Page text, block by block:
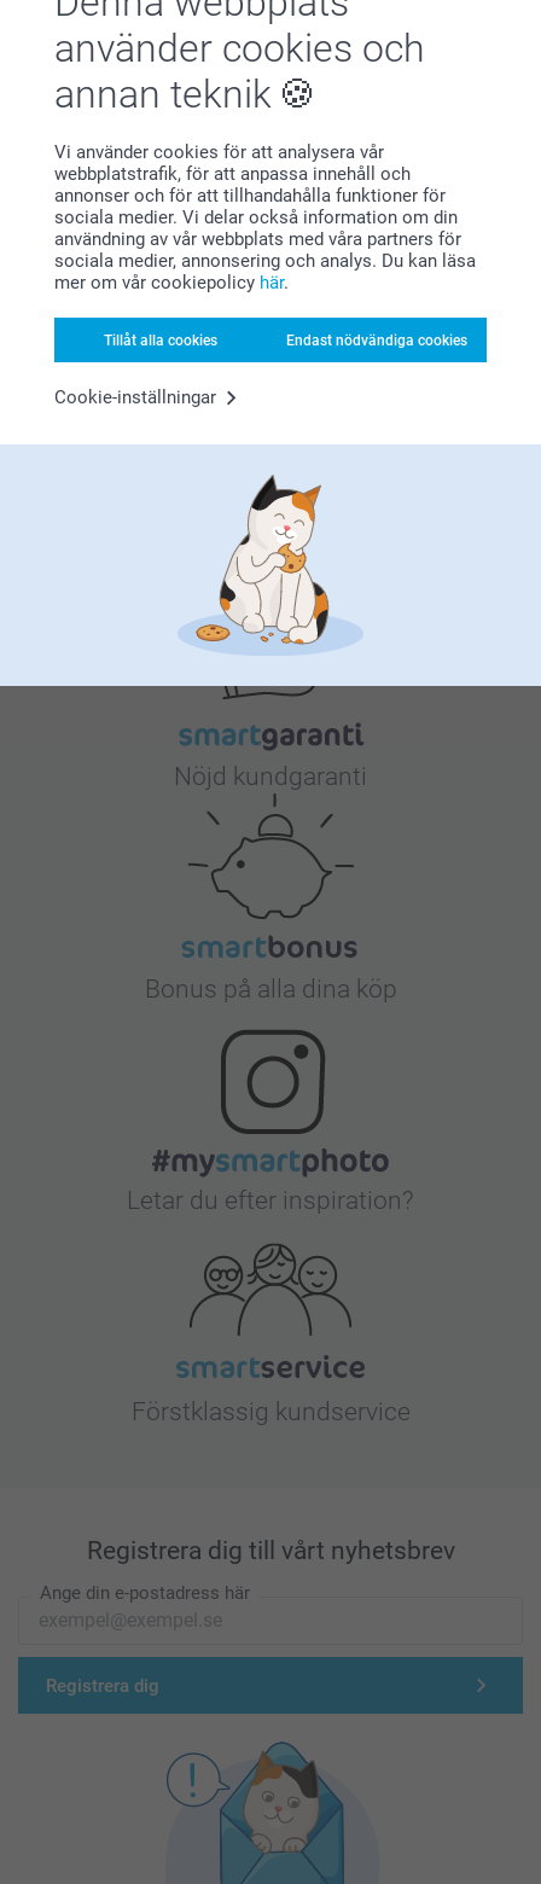
använder cookies och
annan teknik
Vi använder cookies för att analysera vår
webbplatstrafik, för att anpassa innehåll och
annonser och för att tillhandahålla funktioner för
sociala medier. Vi delar också information om din
användning av vår webbplats med våra partners för
sociala medier, annonsering och analys. Du kan läsa
mer om vår cookiepolicy här.
Tillåt alla cookies Endast nödvändiga cookies
Cookie-inställningar
Visa mer
Relaterade produkter
Flasketiketter - 6st
79,00
(305 omdömen)
Vinglas
329,00
(4 omdömen)
Skärbräda i trä
Från 289,00
(19 omdömen)
Glasunderlägg med kork
-6st
2 varianter
Från 319,00
smartphoto
Nöjd kundgaranti
Bonus på alla dina köp
Letar du efter inspiration?
Förstklassig kundservice
Registrera dig till vårt nyhetsbrev
Ange din e-postadress här
Registrera dig